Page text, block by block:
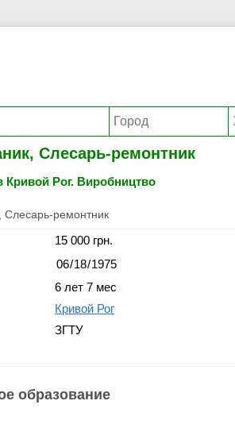
Слесарь-ремонтник
Кривой Рог. Виробництво
ремонтник
15 000 грн.
6 лет 7 мес
Кривой Рог
ЗГТУ
образование